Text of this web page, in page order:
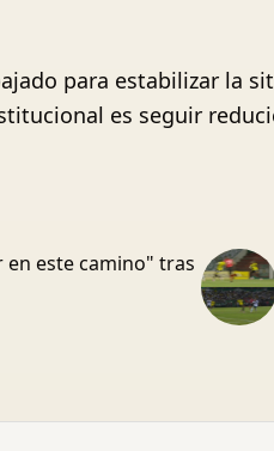
para estabilizar la
es seguir
en este camino" tras